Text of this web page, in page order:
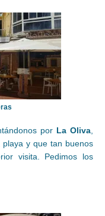
por La Oliva,
y que tan buenos
visita. Pedimos los